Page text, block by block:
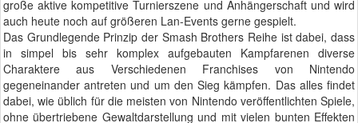
große aktive kompetitive Turnierszene und Anhängerschaft und wird
auch heute noch auf größeren Lan-Events gerne gespielt.
Das Grundlegende Prinzip der Smash Brothers Reihe ist dabei, dass
in simpel bis sehr komplex aufgebauten Kampfarenen diverse
Charaktere aus Verschiedenen Franchises von Nintendo
gegeneinander antreten und um den Sieg kämpfen. Das alles findet
dabei, wie üblich für die meisten von Nintendo veröffentlichten Spiele,
ohne übertriebene Gewaltdarstellung und mit vielen bunten Effekten